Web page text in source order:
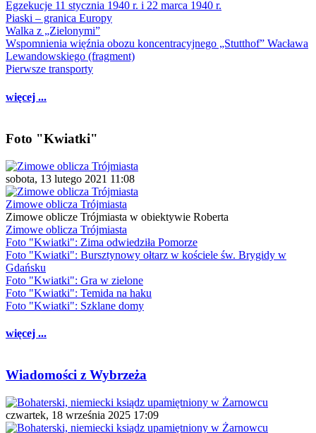
Egzekucje 11 stycznia 1940 r. i 22 marca 1940 r.
Piaski – granica Europy
Walka z „Zielonymi”
Wspomnienia więźnia obozu koncentracyjnego „Stutthof” Wacława
Lewandowskiego (fragment)
Pierwsze transporty
więcej ...
Foto "Kwiatki"
sobota, 13 lutego 2021 11:08
Zimowe oblicza Trójmiasta
Zimowe oblicze Trójmiasta w obiektywie Roberta
Zimowe oblicza Trójmiasta
Foto "Kwiatki": Zima odwiedziła Pomorze
Foto "Kwiatki": Bursztynowy ołtarz w kościele św. Brygidy w
Gdańsku
Foto "Kwiatki": Gra w zielone
Foto "Kwiatki": Temida na haku
Foto "Kwiatki": Szklane domy
więcej ...
Wiadomości z Wybrzeża
czwartek, 18 września 2025 17:09